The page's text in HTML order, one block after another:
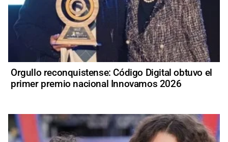
Orgullo reconquistense: Código Digital obtuvo el
primer premio nacional Innovamos 2026